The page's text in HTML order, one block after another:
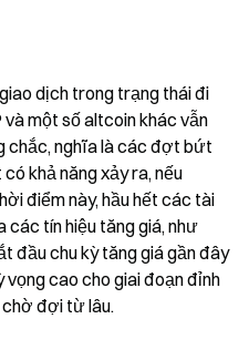
dịch trong trạng thái đi
và một số altcoin khác vẫn
chắc, nghĩa là các đợt bứt
khả năng xảy ra, nếu
điểm này, hầu hết các tài
tín hiệu tăng giá, như
đầu chu kỳ tăng giá gần đây
vọng cao cho giai đoạn đỉnh
đợi từ lâu.